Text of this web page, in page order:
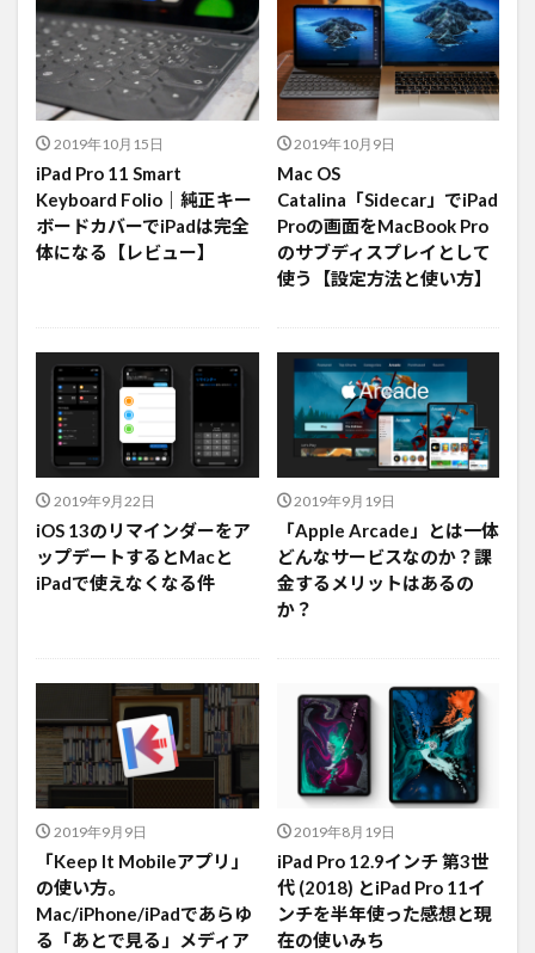
2019年10月15日
iPad Pro 11 Smart
Keyboard Folio｜純正キー
ボードカバーでiPadは完全
体になる【レビュー】
2019年10月9日
Mac OS
Catalina「Sidecar」でiPad
Proの画面をMacBook Pro
のサブディスプレイとして
使う【設定方法と使い方】
2019年9月22日
iOS 13のリマインダーをア
ップデートするとMacと
iPadで使えなくなる件
2019年9月19日
「Apple Arcade」とは一体
どんなサービスなのか？課
金するメリットはあるの
か？
2019年9月9日
「Keep It Mobileアプリ」
の使い方。
Mac/iPhone/iPadであらゆ
る「あとで見る」メディア
2019年8月19日
iPad Pro 12.9インチ 第3世
代 (2018) とiPad Pro 11イ
ンチを半年使った感想と現
在の使いみち